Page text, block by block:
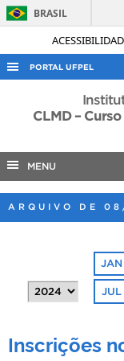
BRASIL
PORTAL UFPEL
ACESSO À
AUDITORIA
EDITAIS
PORTARIAS
CLMD –
MENU
ARQUIVO DE
JAN
JUL
Inscrições